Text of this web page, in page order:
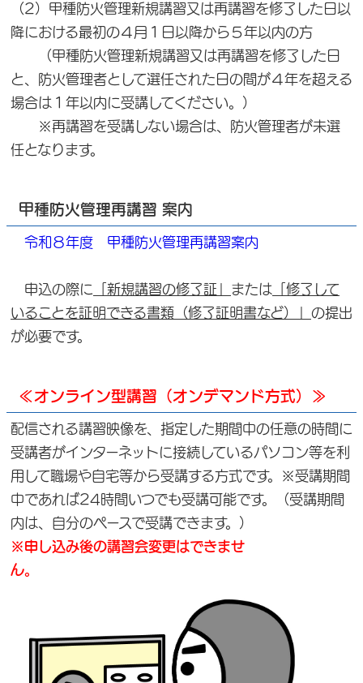
（2）甲種防火管理新規講習又は再講習を修了した日以
降における最初の４月１日以降から５年以内の方
（甲種防火管理新規講習又は再講習を修了した日
と、防火管理者として選任された日の間が４年を超える
場合は１年以内に受講してください。）
※再講習を受講しない場合は、防火管理者が未選
任となります。
甲種防火管理再講習 案内
令和８年度 甲種防火管理再講習案内
申込の際に 「新規講習の修了証」 または 「修了して
いることを証明できる書類（修了証明書など）」 の提出
が必要です。
≪オンライン型講習（オンデマンド方式）≫
配信される講習映像を、指定した期間中の任意の時間に
受講者がインターネットに接続しているパソコン等を利
用して職場や自宅等から受講する方式です。※受講期間
中であれば24時間いつでも受講可能です。（受講期間
内は、自分のペースで受講できます。）
※申し込み後の講習会変更はできませ
ん。